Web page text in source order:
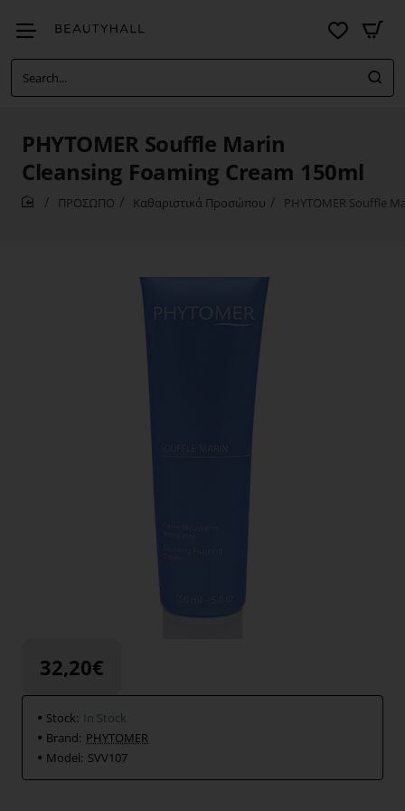
Search...
PHYTOMER Souffle Marin
Cleansing Foaming Cream 150ml
ΠΡΟΣΩΠΟ Καθαριστικά Προσώπου PHYTOMER Souffle
32,20€
Stock: In Stock
Brand: PHYTOMER
Model: SVV107